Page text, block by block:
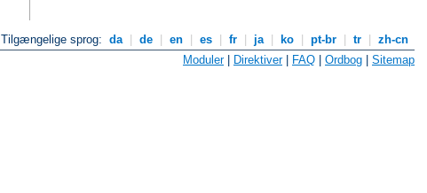
Tilgængelige sprog: da de en es fr ja ko pt-br tr
zh-cn
Moduler| Direktiver| FAQ | Ordbog | Sitemap